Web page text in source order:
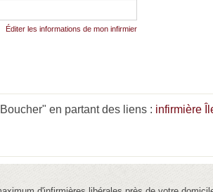
Éditer les informations de mon infirmier
en partant des liens : infirmière